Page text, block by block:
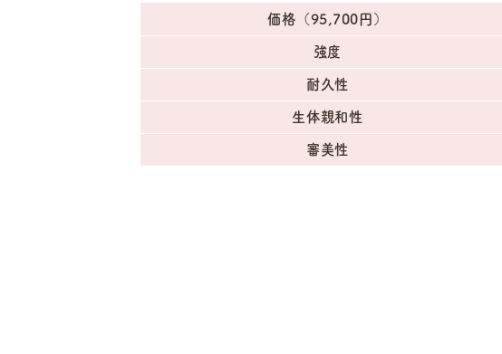
価格（95,700円）
強度
耐久性
生体親和性
審美性